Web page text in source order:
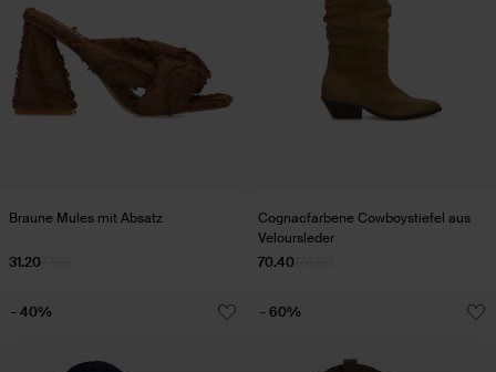
Braune Mules mit Absatz
31.20
Cognacfarbene Cowboystiefel aus
Veloursleder
70.40
- 40% - 60%